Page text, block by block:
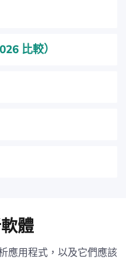
比較）
體
應用程式，以及它們應該